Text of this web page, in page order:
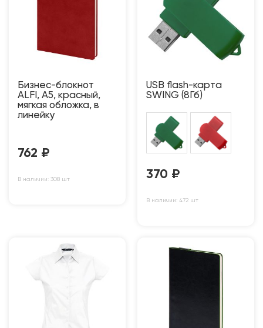
Бизнес-блокнот
ALFI, A5, красный,
мягкая обложка, в
линейку
762 ₽
В наличии: 308 шт
USB flash-карта
SWING (8Гб)
370 ₽
В наличии: 472 шт